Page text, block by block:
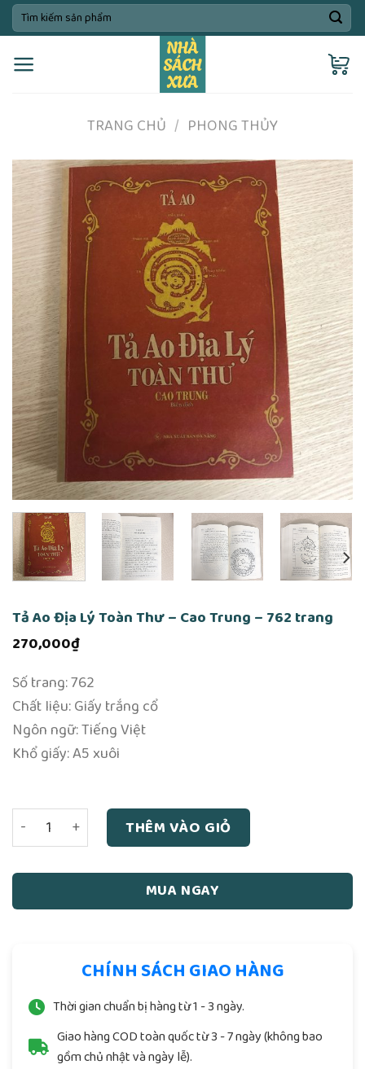
Skip
to
content
Tìm
kiếm:
TRANG CHỦ / PHONG THỦY
Tả Ao Địa Lý Toàn Thư – Cao Trung – 762 trang
270,000₫
Số trang: 762
Chất liệu: Giấy trắng cổ
Ngôn ngữ: Tiếng Việt
Khổ giấy: A5 xuôi
Tả Ao Địa Lý Toàn Thư - Cao Trung - 762 trang số lượng
THÊM VÀO GIỎ
MUA NGAY
CHÍNH SÁCH GIAO HÀNG
Thời gian chuẩn bị hàng từ 1 - 3 ngày.
Giao hàng COD toàn quốc từ 3 - 7 ngày (không bao
gồm chủ nhật và ngày lễ).